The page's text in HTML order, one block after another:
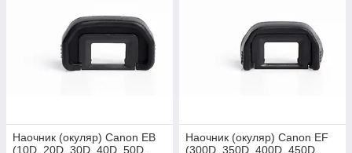
Наочник (окуляр) Canon EB
(10D, 20D, 30D, 40D, 50D,
Наочник (окуляр) Canon EF
(300D, 350D, 400D, 450D,